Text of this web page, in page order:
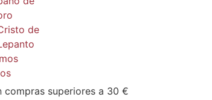
de
compras superiores a 30 €